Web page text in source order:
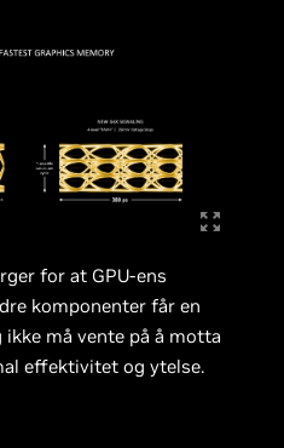
for at GPU-ens
komponenter får en
må vente på å motta
effektivitet og ytelse.